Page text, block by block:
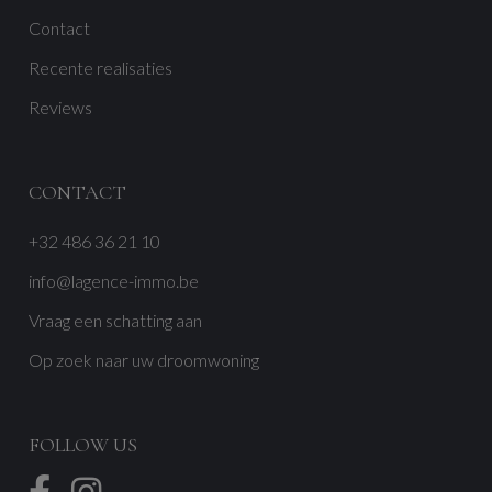
Contact
Recente realisaties
Reviews
CONTACT
+32 486 36 21 10
info@lagence-immo.be
Vraag een schatting aan
Op zoek naar uw droomwoning
FOLLOW US